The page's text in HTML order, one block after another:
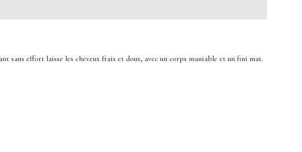
effort laisse les cheveux frais et doux, avec un corps maniable et un fini mat.